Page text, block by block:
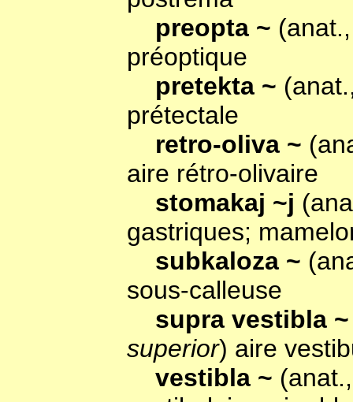
preopta ~
préoptique
pretekta ~
prétectale
retro-oliva ~
aire rétro-olivaire
stomakaj ~j
gastriques;
subkaloza ~
sous-calleuse
supra vestibla
superior) aire
vestibla ~